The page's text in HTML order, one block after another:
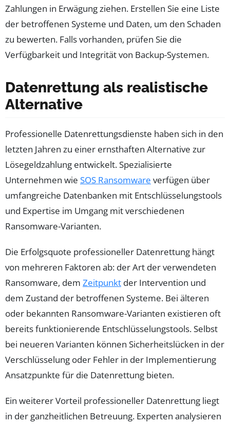
Zahlungen in Erwägung ziehen. Erstellen Sie eine Liste
der betroffenen Systeme und Daten, um den Schaden
zu bewerten. Falls vorhanden, prüfen Sie die
Verfügbarkeit und Integrität von Backup-Systemen.
Datenrettung als realistische
Alternative
Professionelle Datenrettungsdienste haben sich in den
letzten Jahren zu einer ernsthaften Alternative zur
Lösegeldzahlung entwickelt. Spezialisierte
Unternehmen wie SOS Ransomware verfügen über
umfangreiche Datenbanken mit Entschlüsselungstools
und Expertise im Umgang mit verschiedenen
Ransomware-Varianten.
Die Erfolgsquote professioneller Datenrettung hängt
von mehreren Faktoren ab: der Art der verwendeten
Ransomware, dem Zeitpunkt der Intervention und
dem Zustand der betroffenen Systeme. Bei älteren
oder bekannten Ransomware-Varianten existieren oft
bereits funktionierende Entschlüsselungstools. Selbst
bei neueren Varianten können Sicherheitslücken in der
Verschlüsselung oder Fehler in der Implementierung
Ansatzpunkte für die Datenrettung bieten.
Ein weiterer Vorteil professioneller Datenrettung liegt
in der ganzheitlichen Betreuung. Experten analysieren